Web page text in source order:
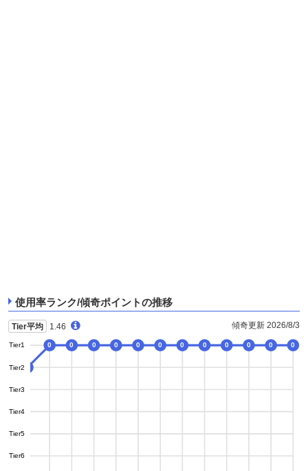
使用率ランク/傾奇ポイントの推移
Tier平均 1.46 傾奇更新 2026/8/3
Tier1
Tier2
Tier3
Tier4
Tier5
Tier6
0 0 0 0 0 0 0 0 0 0 0 0